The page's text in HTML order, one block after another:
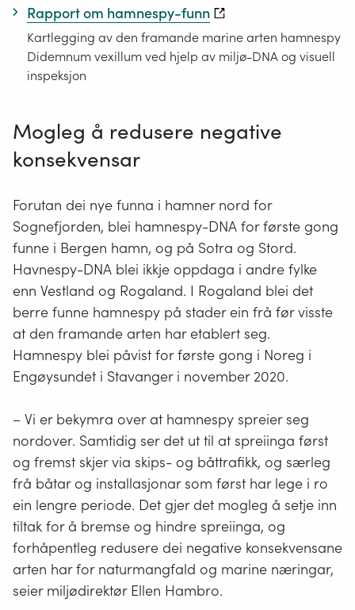
Rapport om hamnespy-funn
Kartlegging av den framande marine arten hamnespy
Didemnum vexillum ved hjelp av miljø-DNA og visuell
inspeksjon
Mogleg å redusere negative
konsekvensar
Forutan dei nye funna i hamner nord for
Sognefjorden, blei hamnespy-DNA for første gong
funne i Bergen hamn, og på Sotra og Stord.
Havnespy-DNA blei ikkje oppdaga i andre fylke
enn Vestland og Rogaland. I Rogaland blei det
berre funne hamnespy på stader ein frå før visste
at den framande arten har etablert seg.
Hamnespy blei påvist for første gong i Noreg i
Engøysundet i Stavanger i november 2020.
– Vi er bekymra over at hamnespy spreier seg
nordover. Samtidig ser det ut til at spreiinga først
og fremst skjer via skips- og båttrafikk, og særleg
frå båtar og installasjonar som først har lege i ro
ein lengre periode. Det gjer det mogleg å setje inn
tiltak for å bremse og hindre spreiinga, og
forhåpentleg redusere dei negative konsekvensane
arten har for naturmangfald og marine næringar,
seier miljødirektør Ellen Hambro.